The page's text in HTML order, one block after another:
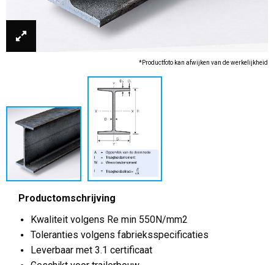
*Productfoto kan afwijken van de werkelijkheid
Productomschrijving
Kwaliteit volgens Re min 550N/mm2
Toleranties volgens fabrieksspecificaties
Leverbaar met 3.1 certificaat